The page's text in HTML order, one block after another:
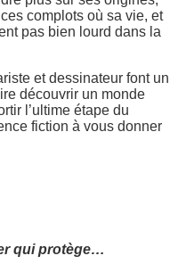
complots où sa vie, et
pas bien lourd dans la
et dessinateur font un
découvrir un monde
l’ultime étape du
fiction à vous donner
qui protège…